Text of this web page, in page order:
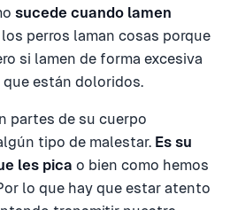
sucede cuando lamen
perros laman cosas porque
si lamen de forma excesiva
están doloridos.
partes de su cuerpo
tipo de malestar. Es su
les pica o bien como hemos
lo que hay que estar atento